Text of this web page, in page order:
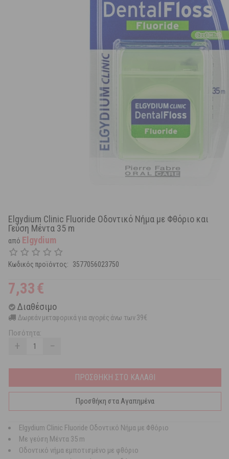
Elgydium Clinic Fluoride Οδοντικό Νήμα με Φθόριο και
Γεύση Μέντα 35 m
από Elgydium
Κωδικός προϊόντος: 3577056023750
7,33€
Διαθέσιμο
Δωρεάν μεταφορικά για αγορές άνω των 39€
Ποσότητα:
+ −
ΠΡΟΣΘΗΚΗ ΣΤΟ ΚΑΛΑΘΙ
Προσθήκη στα Αγαπημένα
Elgydium Clinic Fluoride Οδοντικό Νήμα με Φθόριο
Με γεύση Μέντα 35 m
Οδοντικό νήμα εμποτισμένο με φθόριο